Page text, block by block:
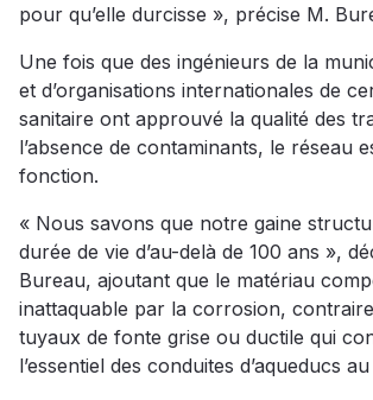
pour qu’elle durcisse », précise M.
Une fois que des ingénieurs de la
et d’organisations internationales de
sanitaire ont approuvé la qualité des
l’absence de contaminants, le réseau
fonction.
« Nous savons que notre gaine
durée de vie d’au-delà de 100 ans »,
Bureau, ajoutant que le matériau
inattaquable par la corrosion,
tuyaux de fonte grise ou ductile qui
l’essentiel des conduites d’aqueducs